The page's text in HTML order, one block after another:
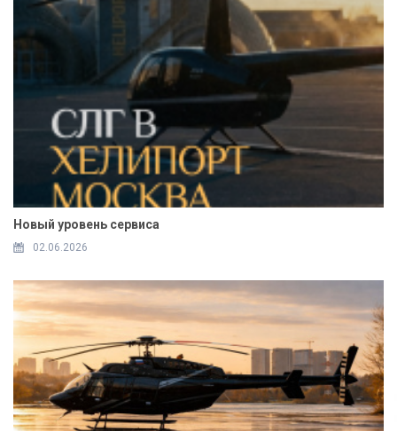
Новый уровень сервиса
02.06.2026